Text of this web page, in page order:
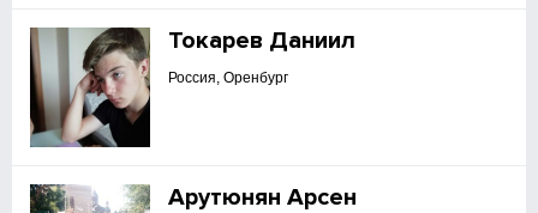
Токарев Даниил
Россия, Оренбург
Арутюнян Арсен